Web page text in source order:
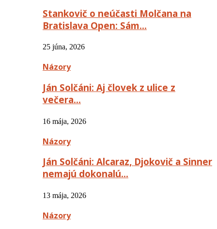
Stankovič o neúčasti Molčana na
Bratislava Open: Sám…
25 júna, 2026
Názory
Ján Solčáni: Aj človek z ulice z
večera…
16 mája, 2026
Názory
Ján Solčáni: Alcaraz, Djokovič a Sinner
nemajú dokonalú…
13 mája, 2026
Názory